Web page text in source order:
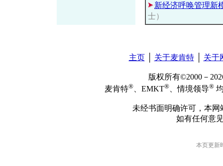
新经济呼唤管理新
士）
主页│ 关于麦肯特│ 关于
版权所有©2000－
麦肯特® 、EMKT® 、情境领导®
未经书面明确许可，本
如有任何意
本页更新